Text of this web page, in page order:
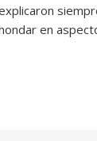
en